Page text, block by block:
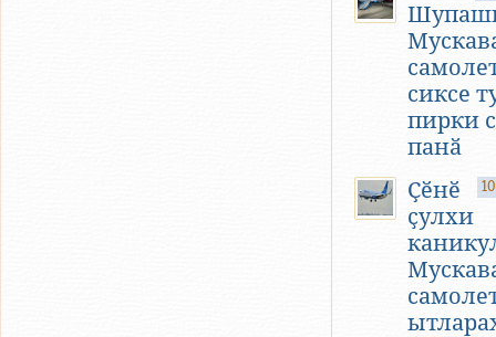
сиксе
пирки
панӑ
Ҫӗнӗ
ҫулхи